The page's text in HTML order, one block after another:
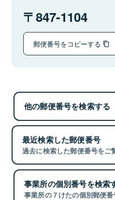
847-1104
郵便番号をコピーする
他の郵便番号を検索する
最近検索した郵便番号
過去に検索した郵便番号をご
事業所の個別番号を検索
事業所の７けたの個別郵便番